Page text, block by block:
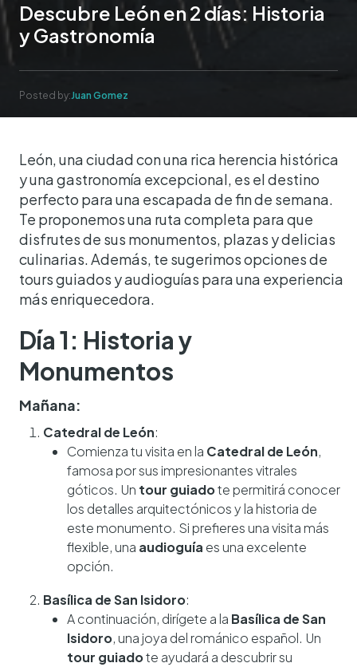
Descubre León en 2 días: Historia
y Gastronomía
Posted by:Juan Gomez
León, una ciudad con una rica herencia histórica
y una gastronomía excepcional, es el destino
perfecto para una escapada de fin de semana.
Te proponemos una ruta completa para que
disfrutes de sus monumentos, plazas y delicias
culinarias. Además, te sugerimos opciones de
tours guiados y audioguías para una experiencia
más enriquecedora.
Día 1: Historia y
Monumentos
Mañana:
Catedral de León:
Comienza tu visita en la Catedral de León,
famosa por sus impresionantes vitrales
góticos. Un tour guiadote permitirá conocer
los detalles arquitectónicos y la historia de
este monumento. Si prefieres una visita más
flexible, una audioguía es una excelente
opción.
Basílica de San Isidoro:
A continuación, dirígete a la Basílica de San
Isidoro, una joya del románico español. Un
tour guiadote ayudará a descubrir su